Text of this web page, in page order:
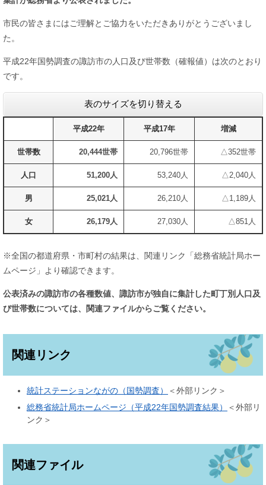
市民の皆さまにはご理解とご協力をいただきありがとうございまし
た。
平成22年国勢調査の諏訪市の人口及び世帯数（確報値）は次のとおり
です。
表のサイズを切り替える
平成22年 平成17年 増減
世帯数 20,444世帯 20,796世帯 △352世帯
人口 51,200人 53,240人 △2,040人
男 25,021人 26,210人 △1,189人
女 26,179人 27,030人 △851人
※全国の都道府県・市町村の結果は、関連リンク「総務省統計局ホー
ムページ」より確認できます。
公表済みの諏訪市の各種数値、諏訪市が独自に集計した町丁別人口及
び世帯数については、関連ファイルからご覧ください。
関連リンク
統計ステーションながの（国勢調査）
＜外部リンク＞
総務省統計局ホームページ（平成22年国勢調査結果）
＜外部リ
ンク＞
関連ファイル